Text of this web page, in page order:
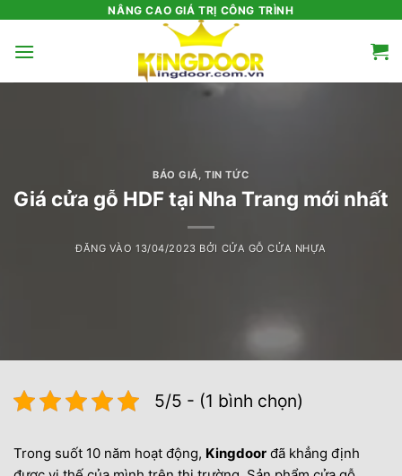
nội
NÂNG CAO GIÁ TRỊ CÔNG TRÌNH
BÁO GIÁ,TIN TỨC
Giá cửa gỗ HDF tại Nha Trang mới nhất
ĐĂNG VÀO13/04/2023 BỞI CỬA GỖ CỬA NHỰA
5/5 - (1 bình chọn)
Trong suốt 10 năm hoạt động, Kingdoor đã khẳng định